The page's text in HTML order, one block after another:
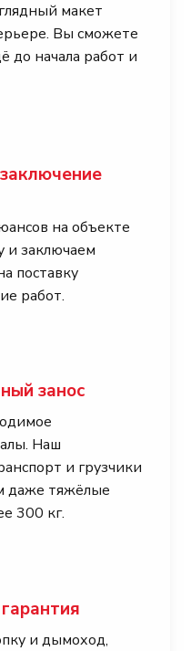
макет
Вы сможете
до начала работ и
на объекте
и заключаем
поставку
работ.
занос
Наш
и грузчики
даже тяжёлые
300 кг.
и дымоход,